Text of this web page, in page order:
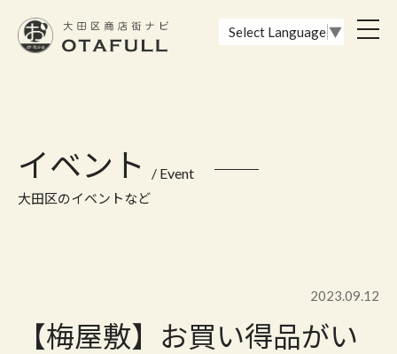
Select Language ▼
イベント / Event
大田区のイベントなど
2023.09.12
【梅屋敷】お買い得品がい